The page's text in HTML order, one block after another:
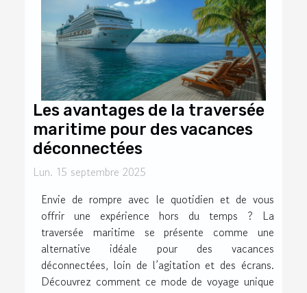
Les avantages de la traversée
maritime pour des vacances
déconnectées
Lun. 15 septembre 2025
Envie de rompre avec le quotidien et de vous
offrir une expérience hors du temps ? La
traversée maritime se présente comme une
alternative idéale pour des vacances
déconnectées, loin de l’agitation et des écrans.
Découvrez comment ce mode de voyage unique